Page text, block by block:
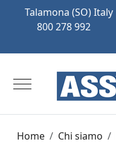
Talamona (SO) Italy
800 278 992
Mobile Menu Toggle
Home Chi siamo